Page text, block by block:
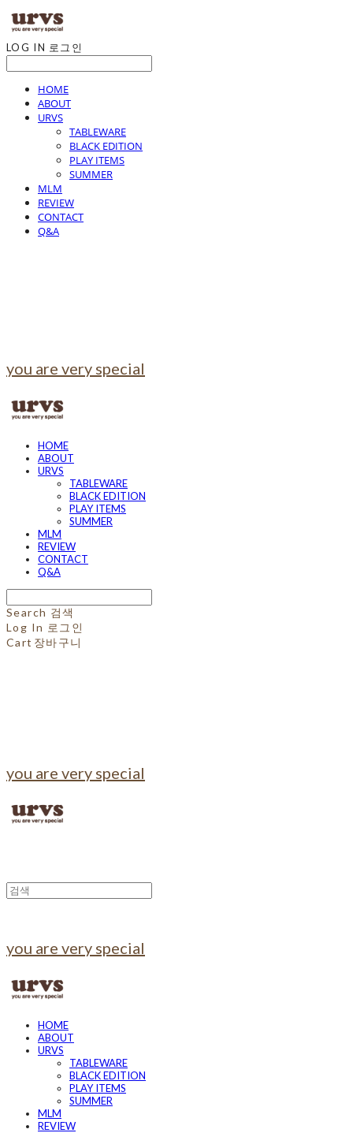
LOG IN 로그인
HOME
ABOUT
URVS
TABLEWARE
BLACK EDITION
PLAY ITEMS
SUMMER
MLM
REVIEW
CONTACT
Q&A
you are very special
HOME
ABOUT
URVS
TABLEWARE
BLACK EDITION
PLAY ITEMS
SUMMER
MLM
REVIEW
CONTACT
Q&A
Search 검색
Log In 로그인
Cart 장바구니
you are very special
you are very special
HOME
ABOUT
URVS
TABLEWARE
BLACK EDITION
PLAY ITEMS
SUMMER
MLM
REVIEW